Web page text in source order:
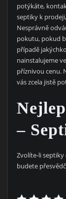
potýkáte,
septiky k
Nesprávně
pokutu, pokud
případě
nainstalujeme
příznivou cenu.
vás zcela jistě
–
Zvolíte-liseptiky
budete